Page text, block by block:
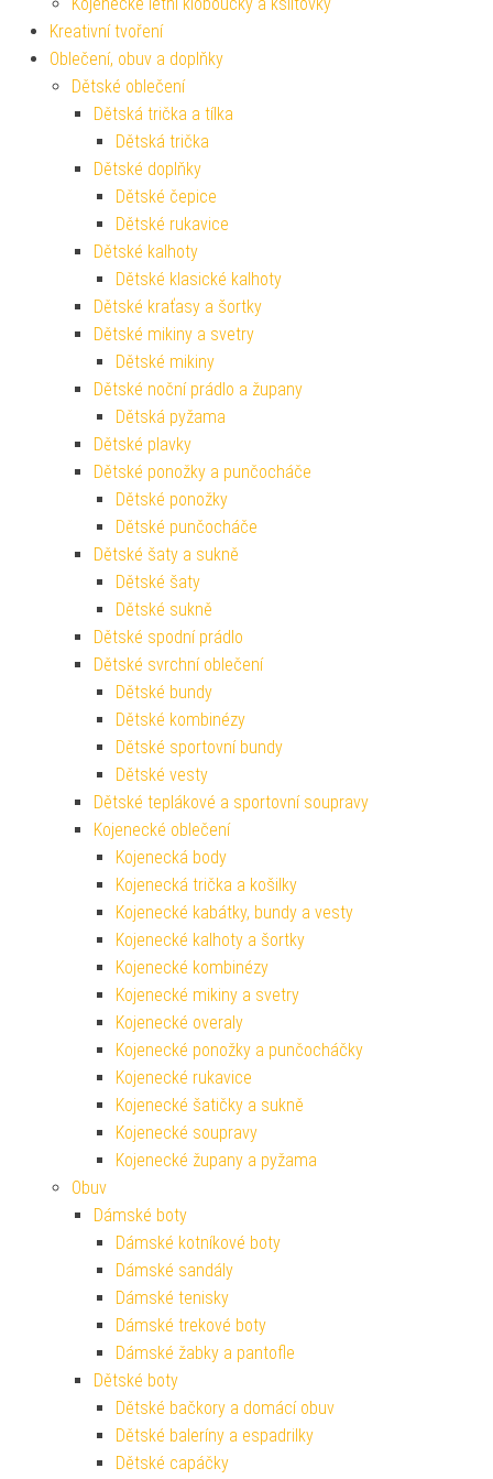
Kojenecké letní kloboučky a kšiltovky
Kreativní tvoření
Oblečení, obuv a doplňky
Dětské oblečení
Dětská trička a tílka
Dětská trička
Dětské doplňky
Dětské čepice
Dětské rukavice
Dětské kalhoty
Dětské klasické kalhoty
Dětské kraťasy a šortky
Dětské mikiny a svetry
Dětské mikiny
Dětské noční prádlo a župany
Dětská pyžama
Dětské plavky
Dětské ponožky a punčocháče
Dětské ponožky
Dětské punčocháče
Dětské šaty a sukně
Dětské šaty
Dětské sukně
Dětské spodní prádlo
Dětské svrchní oblečení
Dětské bundy
Dětské kombinézy
Dětské sportovní bundy
Dětské vesty
Dětské teplákové a sportovní soupravy
Kojenecké oblečení
Kojenecká body
Kojenecká trička a košilky
Kojenecké kabátky, bundy a vesty
Kojenecké kalhoty a šortky
Kojenecké kombinézy
Kojenecké mikiny a svetry
Kojenecké overaly
Kojenecké ponožky a punčocháčky
Kojenecké rukavice
Kojenecké šatičky a sukně
Kojenecké soupravy
Kojenecké župany a pyžama
Obuv
Dámské boty
Dámské kotníkové boty
Dámské sandály
Dámské tenisky
Dámské trekové boty
Dámské žabky a pantofle
Dětské boty
Dětské bačkory a domácí obuv
Dětské baleríny a espadrilky
Dětské capáčky